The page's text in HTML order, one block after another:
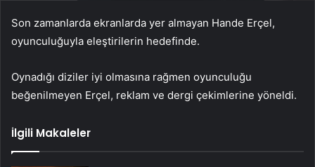
Son zamanlarda ekranlarda yer almayan Hande Erçel,
oyunculuğuyla eleştirilerin hedefinde.
Oynadığı diziler iyi olmasına rağmen oyunculuğu
beğenilmeyen Erçel, reklam ve dergi çekimlerine yöneldi.
İlgili Makaleler